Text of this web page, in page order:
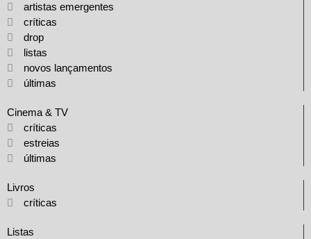
artistas emergentes
críticas
drop
listas
novos lançamentos
últimas
Cinema & TV
críticas
estreias
últimas
Livros
críticas
Listas